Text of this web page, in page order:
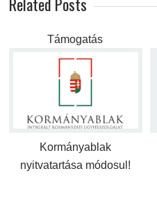
Támogatás
Kormányablak
nyitvatartása módosul!